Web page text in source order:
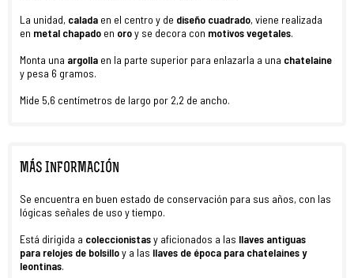
La unidad, calada en el centro y de diseño cuadrado, viene realizada
en metal chapado en oroy se decora con motivos vegetales.
Monta una argolla en la parte superior para enlazarla a una chatelaine
y pesa 6 gramos.
Mide 5,6 centímetros de largo por 2,2 de ancho.
MÁS INFORMACIÓN
Se encuentra en buen estado de conservación para sus años, con las
lógicas señales de uso y tiempo.
Está dirigida a coleccionistasy aficionados a las llaves antiguas
para relojes de bolsilloy a las llaves de época para chatelaines y
leontinas.